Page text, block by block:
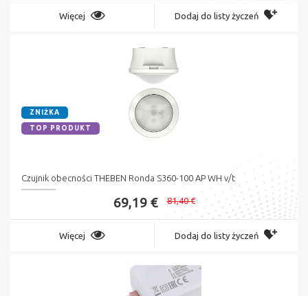
Więcej Dodaj do listy życzeń
ZNIŻKA
TOP PRODUKT
Czujnik obecności THEBEN Ronda S360-100 AP WH v/t
69,19 € 81,40 €
Więcej Dodaj do listy życzeń